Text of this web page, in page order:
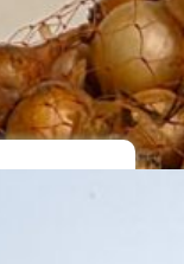
fajta.